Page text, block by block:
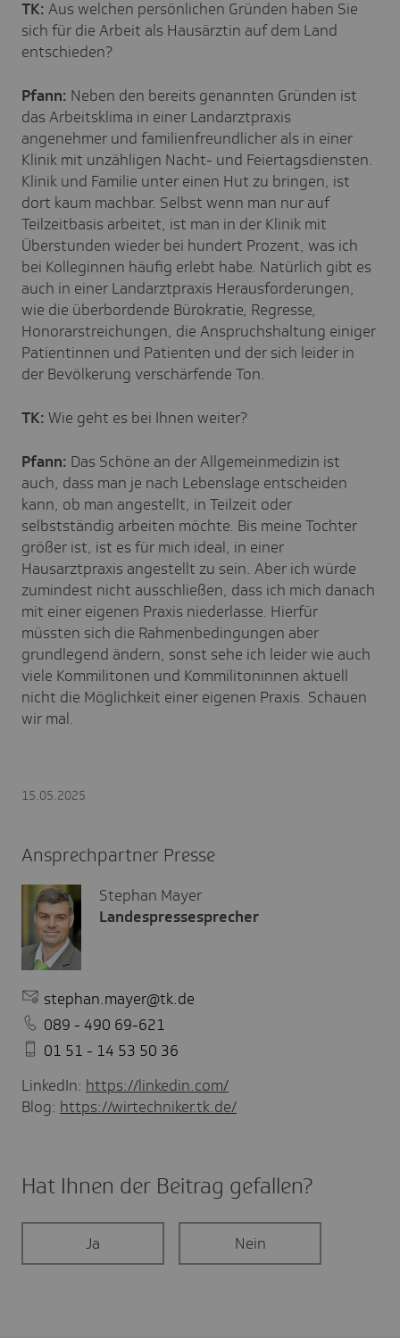
TK: Aus welchen persönlichen Gründen haben Sie
sich für die Arbeit als Hausärztin auf dem Land
entschieden?
Pfann: Neben den bereits genannten Gründen ist
das Arbeitsklima in einer Landarztpraxis
angenehmer und familienfreundlicher als in einer
Klinik mit unzähligen Nacht- und Feiertagsdiensten.
Klinik und Familie unter einen Hut zu bringen, ist
dort kaum machbar. Selbst wenn man nur auf
Teilzeitbasis arbeitet, ist man in der Klinik mit
Überstunden wieder bei hundert Prozent, was ich
bei Kolleginnen häufig erlebt habe. Natürlich gibt es
auch in einer Landarztpraxis Herausforderungen,
wie die überbordende Bürokratie, Regresse,
Honorarstreichungen, die Anspruchshaltung einiger
Patientinnen und Patienten und der sich leider in
der Bevölkerung verschärfende Ton.
TK: Wie geht es bei Ihnen weiter?
Pfann: Das Schöne an der Allgemeinmedizin ist
auch, dass man je nach Lebenslage entscheiden
kann, ob man angestellt, in Teilzeit oder
selbstständig arbeiten möchte. Bis meine Tochter
größer ist, ist es für mich ideal, in einer
Hausarztpraxis angestellt zu sein. Aber ich würde
zumindest nicht ausschließen, dass ich mich danach
mit einer eigenen Praxis niederlasse. Hierfür
müssten sich die Rahmenbedingungen aber
grundlegend ändern, sonst sehe ich leider wie auch
viele Kommilitonen und Kommilitoninnen aktuell
nicht die Möglichkeit einer eigenen Praxis. Schauen
wir mal.
15.05.2025
Ansprechpartner Presse
Stephan Mayer
Landespressesprecher
stephan.mayer@tk.de
089 - 490 69-621
01 51 - 14 53 50 36
LinkedIn: https://linkedin.com/
Blog: https://wirtechniker.tk.de/
Hat Ihnen der Beitrag gefal­len?
Ja Nein